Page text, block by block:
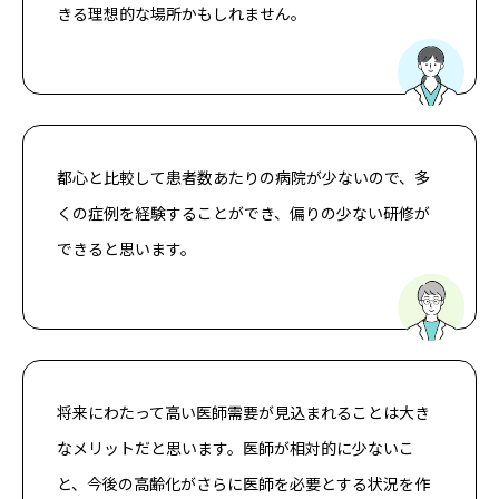
きる理想的な場所かもしれません。
都心と比較して患者数あたりの病院が少ないので、多
くの症例を経験することができ、偏りの少ない研修が
できると思います。
将来にわたって高い医師需要が見込まれることは大き
なメリットだと思います。医師が相対的に少ないこ
と、今後の高齢化がさらに医師を必要とする状況を作